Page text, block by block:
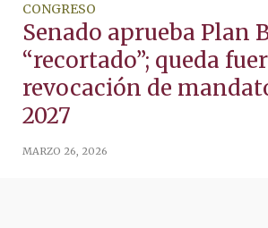
CONGRESO
Senado aprueba Plan
“recortado”; queda
revocación de
2027
MARZO 26, 2026